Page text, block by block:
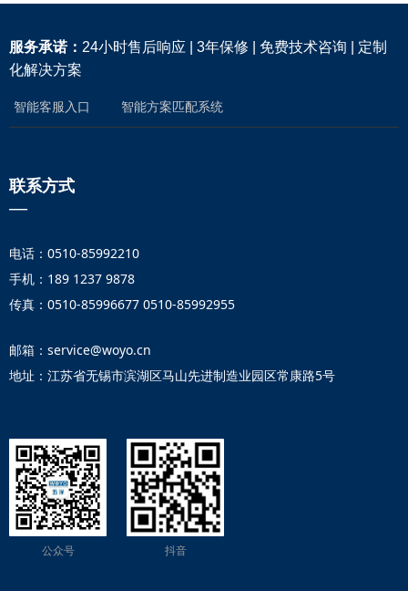
服务承诺： 24小时售后响应 | 3年保修 | 免费技术咨询 | 定制
化解决方案
智能客服入口 智能方案匹配系统
联系方式
—
电话：0510-85992210
手机：189 1237 9878
传真：0510-85996677 0510-85992955
邮箱：service@woyo.cn
地址：江苏省无锡市滨湖区马山先进制造业园区常康路5号
公众号 抖音